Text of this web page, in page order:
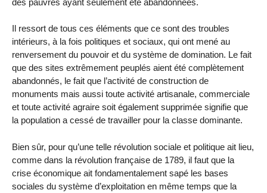
Il ressort de tous ces éléments que ce sont des troubles
intérieurs, à la fois politiques et sociaux, qui ont mené au
renversement du pouvoir et du système de domination. Le fait
que des sites extrêmement peuplés aient été complètement
abandonnés, le fait que l’activité de construction de
monuments mais aussi toute activité artisanale, commerciale
et toute activité agraire soit également supprimée signifie que
la population a cessé de travailler pour la classe dominante.
Bien sûr, pour qu’une telle révolution sociale et politique ait lieu,
comme dans la révolution française de 1789, il faut que la
crise économique ait fondamentalement sapé les bases
sociales du système d’exploitation en même temps que la